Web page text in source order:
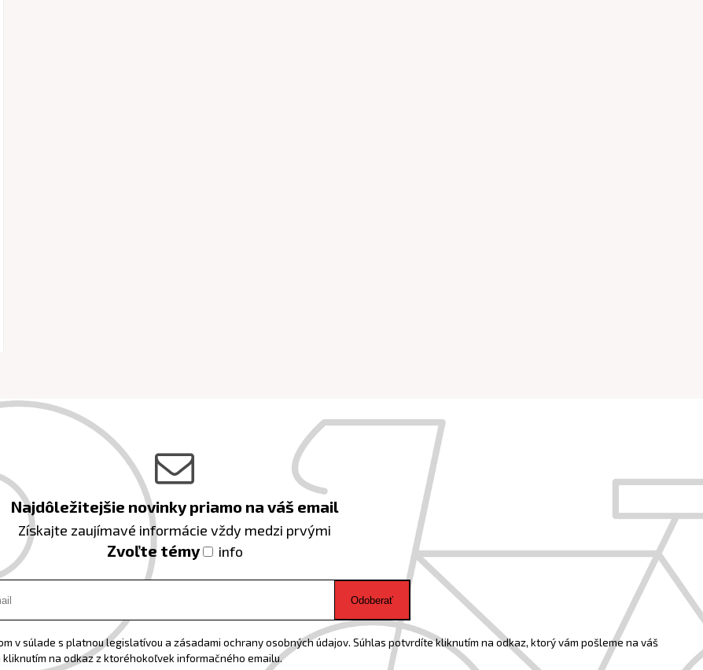
Najdôležitejšie novinky priamo na váš email
Získajte zaujímavé informácie vždy medzi prvými
Zvoľte témy info
Odoberať
v súlade s platnou legislatívou a zásadami ochrany osobných údajov. Súhlas potvrdíte kliknutím na odkaz, ktorý vám pošleme na váš
na odkaz z ktoréhokoľvek informačného emailu.